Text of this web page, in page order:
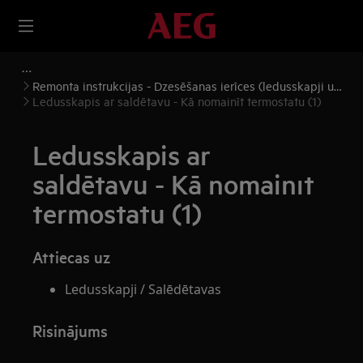
Remonta instrukcijas - Dzesēšanas ierīces (ledusskapji un
saldētavas)
Ledusskapis ar saldētavu - Kā nomainīt termostatu (1)
Ledusskapis ar
saldētavu - Kā nomainīt
termostatu (1)
Attiecas uz
Ledusskapji / Salēdētavas
Risinājums